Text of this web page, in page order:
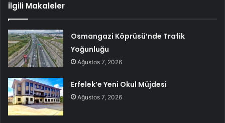
İlgili Makaleler
Osmangazi Köprüsü’nde Trafik
Yoğunluğu
Ağustos 7, 2026
Erfelek’e Yeni Okul Müjdesi
Ağustos 7, 2026